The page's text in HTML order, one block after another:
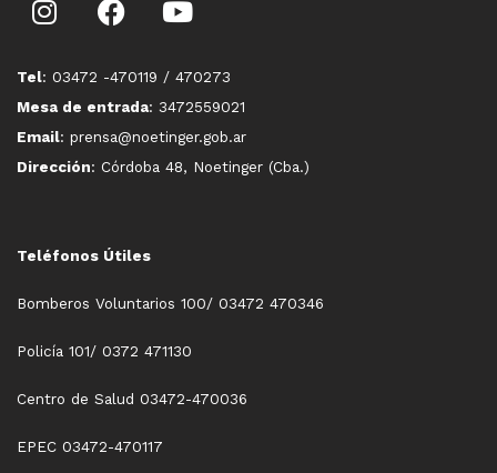
Tel: 03472 -470119 / 470273
Mesa de entrada: 3472559021
Email: prensa@noetinger.gob.ar
Dirección: Córdoba 48, Noetinger (Cba.)
Teléfonos Útiles
Bomberos Voluntarios 100/ 03472 470346
Policía 101/ 0372 471130
Centro de Salud 03472-470036
EPEC 03472-470117